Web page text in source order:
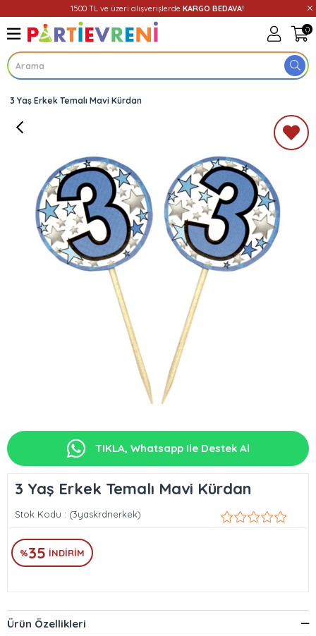
1500 TL ve üzeri alışverişlerde KARGO BEDAVA!
0
Üye Girişi
3 Yaş Erkek Temalı Mavi Kürdan
TIKLA, Whatsapp ile Destek Al
3 Yaş Erkek Temalı Mavi Kürdan
Stok Kodu (3yaskrdnerkek)
%35 İNDIRIM
Ürün Özellikleri